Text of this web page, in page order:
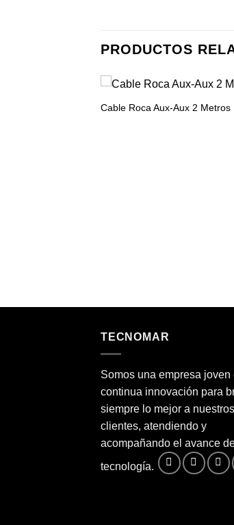
PRODUCTOS
Cable Roca Aux-Aux 2 Metros
TECNOMAR
Somos una empresa joven
continua innovación para
siempre lo mejor a nuestros
clientes, atendiendo y
acompañando el avance
tecnología.